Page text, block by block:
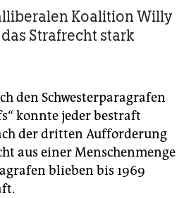
Koalition Willy
Strafrecht stark
den Schwesterparagrafen
konnte jeder bestraft
der dritten Aufforderung
aus einer Menschenmenge
blieben bis 1969